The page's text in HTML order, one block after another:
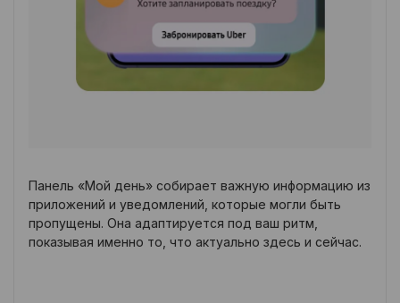
Панель «Мой день» собирает важную информацию из
приложений и уведомлений, которые могли быть
пропущены. Она адаптируется под ваш ритм,
показывая именно то, что актуально здесь и сейчас.